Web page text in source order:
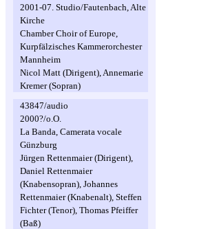
2001-07. Studio/Fautenbach, Alte
Kirche
Chamber Choir of Europe,
Kurpfälzisches Kammerorchester
Mannheim
Nicol Matt (Dirigent), Annemarie
Kremer (Sopran)
43847/audio
2000?/o.O.
La Banda, Camerata vocale
Günzburg
Jürgen Rettenmaier (Dirigent),
Daniel Rettenmaier
(Knabensopran), Johannes
Rettenmaier (Knabenalt), Steffen
Fichter (Tenor), Thomas Pfeiffer
(Baß)